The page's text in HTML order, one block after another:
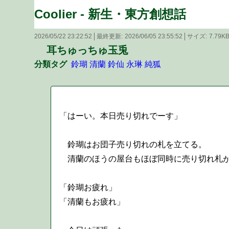
Coolier - 新生・東方創想話
耳ちゅっちゅ玉兎
2026/05/22 23:22:52 最終更新 2026/06/05 23:55:52 サイズ 7.79KB
分類タグ 鈴瑚 清蘭 鈴仙 永琳 純狐
「はーい。本日売り切れでーす」
鈴瑚はお団子売り切れの札を立てる。
清蘭のほうの屋台もほぼ同時に売り切れ札が
「鈴瑚お疲れ」
「清蘭もお疲れ」